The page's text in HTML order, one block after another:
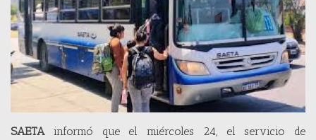
SAETAinformó que el miércoles 24, el servicio de